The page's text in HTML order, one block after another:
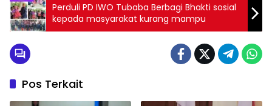
Perduli PD IWO Tubaba Berbagi Bhakti sosial
kepada masyarakat kurang mampu
Pos Terkait